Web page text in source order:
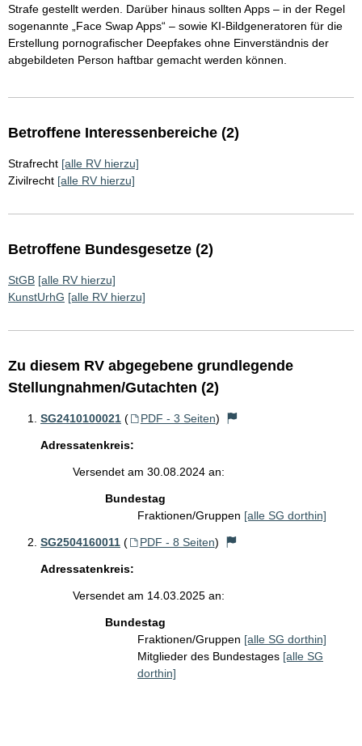
Strafe gestellt werden. Darüber hinaus sollten Apps – in der Regel
sogenannte „Face Swap Apps“ – sowie KI-Bildgeneratoren für die
Erstellung pornografischer Deepfakes ohne Einverständnis der
abgebildeten Person haftbar gemacht werden können.
Betroffene Interessenbereiche (2)
Strafrecht [alle RV hierzu]
Zivilrecht [alle RV hierzu]
Betroffene Bundesgesetze (2)
StGB [alle RV hierzu]
KunstUrhG [alle RV hierzu]
Zu diesem RV abgegebene grundlegende
Stellungnahmen/Gutachten (2)
SG2410100021 ( PDF - 3 Seiten)
Adressatenkreis:
Versendet am 30.08.2024 an:
Bundestag
Fraktionen/Gruppen [alle SG dorthin]
SG2504160011 ( PDF - 8 Seiten)
Adressatenkreis:
Versendet am 14.03.2025 an:
Bundestag
Fraktionen/Gruppen [alle SG dorthin]
Mitglieder des Bundestages [alle SG
dorthin]